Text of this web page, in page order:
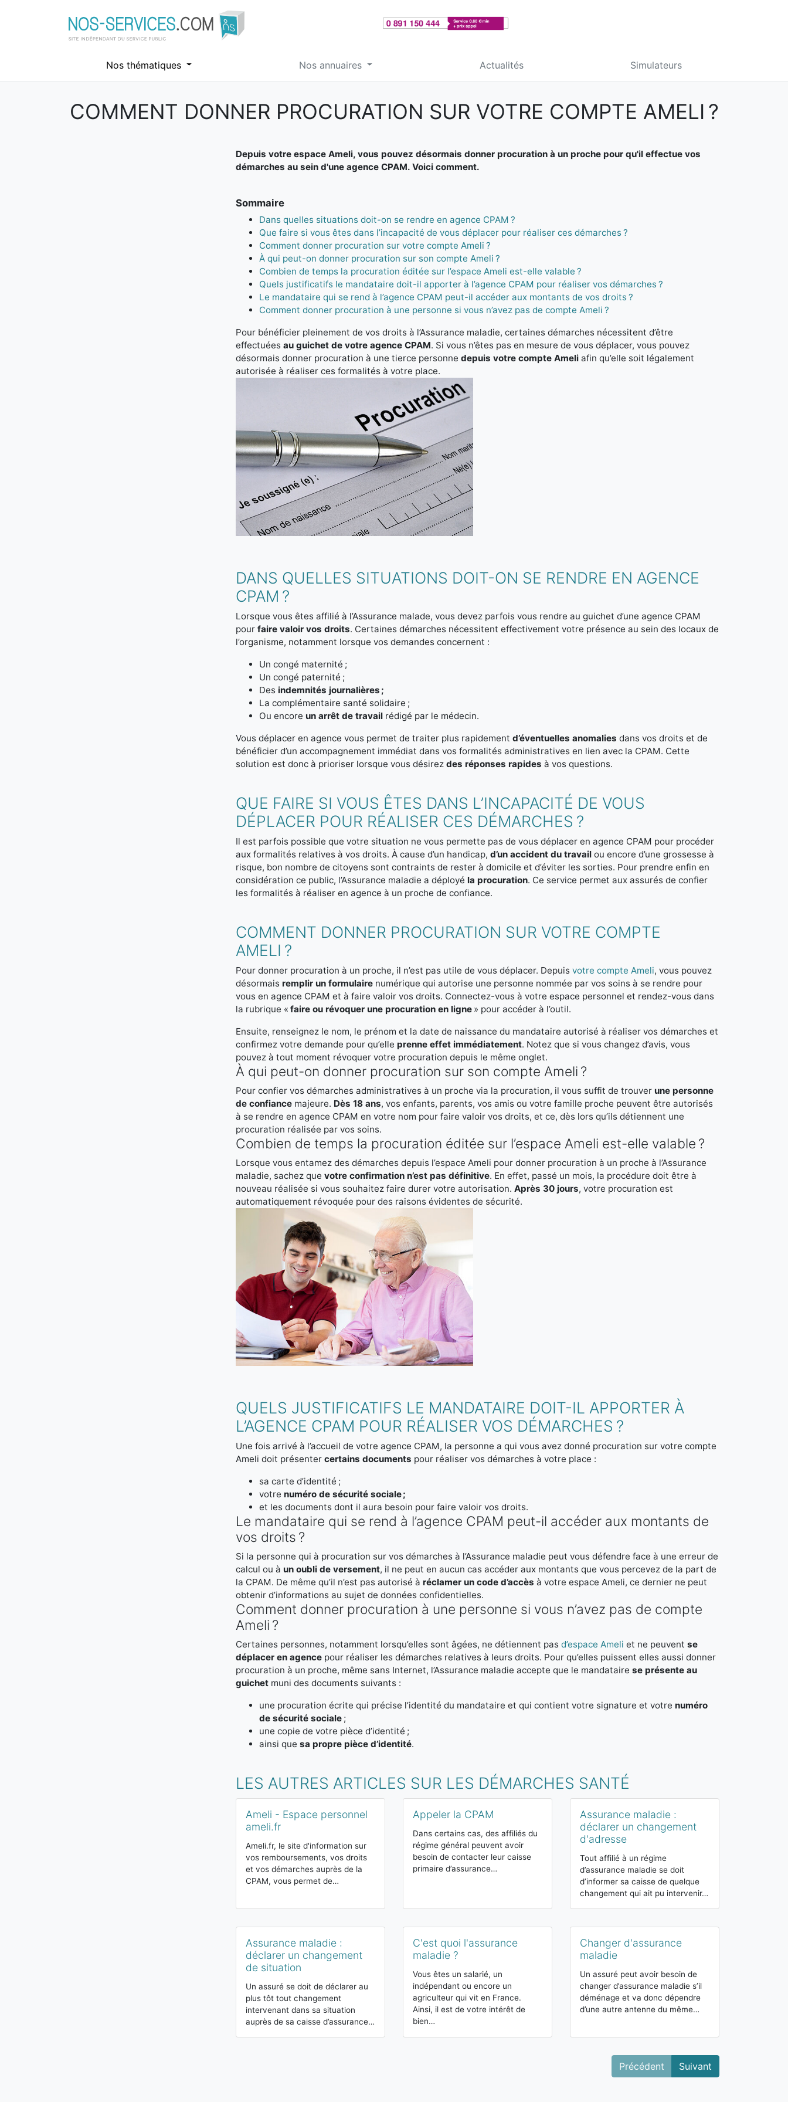
Aller au contenu principal
Nos thématiques Nos annuaires Actualités Simulateurs
COMMENT DONNER PROCURATION SUR VOTRE COMPTE AMELI ?
Depuis votre espace Ameli, vous pouvez désormais donner procuration à un proche pour qu'il effectue vos
démarches au sein d'une agence CPAM. Voici comment.
Sommaire
Dans quelles situations doit-on se rendre en agence CPAM ?
Que faire si vous êtes dans l’incapacité de vous déplacer pour réaliser ces démarches ?
Comment donner procuration sur votre compte Ameli ?
À qui peut-on donner procuration sur son compte Ameli ?
Combien de temps la procuration éditée sur l’espace Ameli est-elle valable ?
Quels justificatifs le mandataire doit-il apporter à l’agence CPAM pour réaliser vos démarches ?
Le mandataire qui se rend à l’agence CPAM peut-il accéder aux montants de vos droits ?
Comment donner procuration à une personne si vous n’avez pas de compte Ameli ?
Pour bénéficier pleinement de vos droits à l’Assurance maladie, certaines démarches nécessitent d’être
effectuées au guichet de votre agence CPAM. Si vous n’êtes pas en mesure de vous déplacer, vous pouvez
désormais donner procuration à une tierce personne depuis votre compte Ameli afin qu’elle soit légalement
autorisée à réaliser ces formalités à votre place.
DANS QUELLES SITUATIONS DOIT-ON SE RENDRE EN AGENCE
CPAM ?
Lorsque vous êtes affilié à l’Assurance malade, vous devez parfois vous rendre au guichet d’une agence CPAM
pour faire valoir vos droits. Certaines démarches nécessitent effectivement votre présence au sein des locaux de
l’organisme, notamment lorsque vos demandes concernent :
Un congé maternité ;
Un congé paternité ;
Des indemnités journalières ;
La complémentaire santé solidaire ;
Ou encore un arrêt de travail rédigé par le médecin.
Vous déplacer en agence vous permet de traiter plus rapidement d’éventuelles anomalies dans vos droits et de
bénéficier d’un accompagnement immédiat dans vos formalités administratives en lien avec la CPAM. Cette
solution est donc à prioriser lorsque vous désirez des réponses rapides à vos questions.
QUE FAIRE SI VOUS ÊTES DANS L’INCAPACITÉ DE VOUS
DÉPLACER POUR RÉALISER CES DÉMARCHES ?
Il est parfois possible que votre situation ne vous permette pas de vous déplacer en agence CPAM pour procéder
aux formalités relatives à vos droits. À cause d’un handicap, d’un accident du travail ou encore d’une grossesse à
risque, bon nombre de citoyens sont contraints de rester à domicile et d’éviter les sorties. Pour prendre enfin en
considération ce public, l’Assurance maladie a déployé la procuration. Ce service permet aux assurés de confier
les formalités à réaliser en agence à un proche de confiance.
COMMENT DONNER PROCURATION SUR VOTRE COMPTE
AMELI ?
Pour donner procuration à un proche, il n’est pas utile de vous déplacer. Depuis votre compte Ameli, vous pouvez
désormais remplir un formulaire numérique qui autorise une personne nommée par vos soins à se rendre pour
vous en agence CPAM et à faire valoir vos droits. Connectez-vous à votre espace personnel et rendez-vous dans
la rubrique « faire ou révoquer une procuration en ligne » pour accéder à l’outil.
Ensuite, renseignez le nom, le prénom et la date de naissance du mandataire autorisé à réaliser vos démarches et
confirmez votre demande pour qu’elle prenne effet immédiatement. Notez que si vous changez d’avis, vous
pouvez à tout moment révoquer votre procuration depuis le même onglet.
À qui peut-on donner procuration sur son compte Ameli ?
Pour confier vos démarches administratives à un proche via la procuration, il vous suffit de trouver une personne
de confiance majeure. Dès 18 ans, vos enfants, parents, vos amis ou votre famille proche peuvent être autorisés
à se rendre en agence CPAM en votre nom pour faire valoir vos droits, et ce, dès lors qu’ils détiennent une
procuration réalisée par vos soins.
Combien de temps la procuration éditée sur l’espace Ameli est-elle valable ?
Lorsque vous entamez des démarches depuis l’espace Ameli pour donner procuration à un proche à l’Assurance
maladie, sachez que votre confirmation n’est pas définitive. En effet, passé un mois, la procédure doit être à
nouveau réalisée si vous souhaitez faire durer votre autorisation. Après 30 jours, votre procuration est
automatiquement révoquée pour des raisons évidentes de sécurité.
QUELS JUSTIFICATIFS LE MANDATAIRE DOIT-IL APPORTER À
L’AGENCE CPAM POUR RÉALISER VOS DÉMARCHES ?
Une fois arrivé à l’accueil de votre agence CPAM, la personne a qui vous avez donné procuration sur votre compte
Ameli doit présenter certains documents pour réaliser vos démarches à votre place :
sa carte d’identité ;
votre numéro de sécurité sociale ;
et les documents dont il aura besoin pour faire valoir vos droits.
Le mandataire qui se rend à l’agence CPAM peut-il accéder aux montants de
vos droits ?
Si la personne qui à procuration sur vos démarches à l’Assurance maladie peut vous défendre face à une erreur de
calcul ou à un oubli de versement, il ne peut en aucun cas accéder aux montants que vous percevez de la part de
la CPAM. De même qu’il n’est pas autorisé à réclamer un code d’accès à votre espace Ameli, ce dernier ne peut
obtenir d’informations au sujet de données confidentielles.
Comment donner procuration à une personne si vous n’avez pas de compte
Ameli ?
Certaines personnes, notamment lorsqu’elles sont âgées, ne détiennent pas d’espace Ameli et ne peuvent se
déplacer en agence pour réaliser les démarches relatives à leurs droits. Pour qu’elles puissent elles aussi donner
procuration à un proche, même sans Internet, l’Assurance maladie accepte que le mandataire se présente au
guichet muni des documents suivants :
une procuration écrite qui précise l’identité du mandataire et qui contient votre signature et votre numéro
de sécurité sociale ;
une copie de votre pièce d’identité ;
ainsi que sa propre pièce d’identité.
LES AUTRES ARTICLES SUR LES DÉMARCHES SANTÉ
Ameli - Espace personnel
ameli.fr
Ameli.fr, le site d'information sur
vos remboursements, vos droits
et vos démarches auprès de la
CPAM, vous permet de…
Appeler la CPAM
Dans certains cas, des affiliés du
régime général peuvent avoir
besoin de contacter leur caisse
primaire d’assurance…
Assurance maladie :
déclarer un changement
d'adresse
Tout affilié à un régime
d’assurance maladie se doit
d’informer sa caisse de quelque
changement qui ait pu intervenir…
Assurance maladie :
déclarer un changement
de situation
Un assuré se doit de déclarer au
plus tôt tout changement
intervenant dans sa situation
auprès de sa caisse d’assurance…
C'est quoi l'assurance
maladie ?
Vous êtes un salarié, un
indépendant ou encore un
agriculteur qui vit en France.
Ainsi, il est de votre intérêt de
bien…
Changer d'assurance
maladie
Un assuré peut avoir besoin de
changer d’assurance maladie s’il
déménage et va donc dépendre
d’une autre antenne du même…
Précédent Suivant